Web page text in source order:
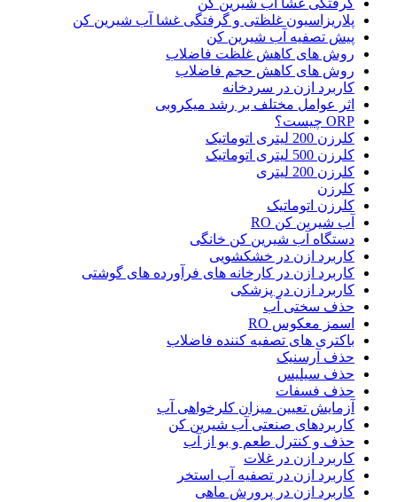
گرفتگی غشا آب شیرین کن
پلاریزاسیون غلظتی و گرفتگی غشا آب شیرین کن
پیش تصفیه آب شیرین کن
روش های کاهش غلظت فاضلاب
روش های کاهش حجم فاضلاب
کاربرد ازن در سردخانه
اثر عوامل مختلف بر رشد میکروبی
ORP چیست؟
کلرزن 200 لیتری اتوماتیک
کلرزن 500 لیتری اتوماتیک
کلرزن 200 لیتری
کلرزن
کلرزن اتوماتیک
آب شیرین کن RO
دستگاه آب شیرین کن خانگی
کاربرد ازن در خشکشویی
کاربرد ازن در کارخانه های فرآورده های گوشتی
کاربرد ازن در پزشکی
حذف سختی آب
اسمز معکوس RO
باکتری های تصفیه کننده فاضلاب
حذف آرسنیک
حذف سیلیس
حذف فسفات
آزمایش تعیین میزان کلرخواهی آب
کاربردهای صنعتی آب شیرین کن
حذف و کنترل طعم و بو از آب
کاربرد ازن در غلات
کاربرد ازن در تصفیه آب استخر
کاربرد ازن در پرورش ماهی